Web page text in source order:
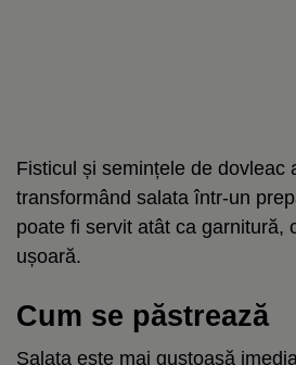
Fisticul și semințele de dovleac
transformând salata într-un
poate fi servit atât ca garnitură,
ușoară.
Cum se păstrează
Salata este mai gustoasă